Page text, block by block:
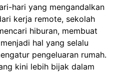
hari yang mengandalkan
kerja remote, sekolah
hiburan, membuat
hal yang selalu
pengeluaran rumah.
kini lebih bijak dalam